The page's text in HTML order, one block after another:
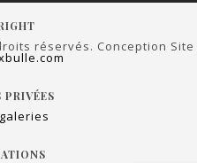
réservés. Conception Site
PRIVÉES